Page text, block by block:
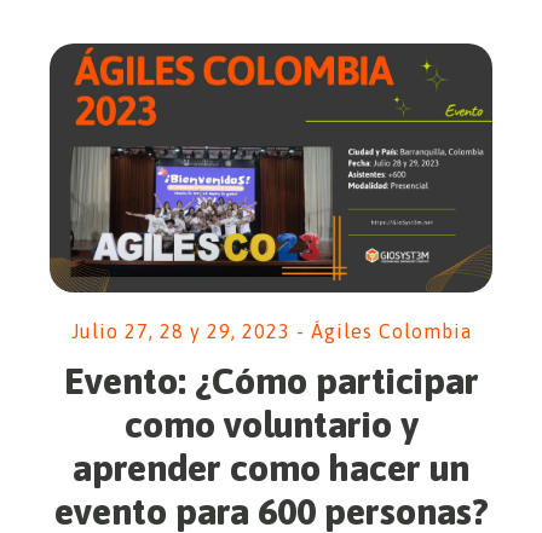
Julio 27, 28 y 29, 2023 - Ágiles Colombia
Evento: ¿Cómo participar
como voluntario y
aprender como hacer un
evento para 600 personas?